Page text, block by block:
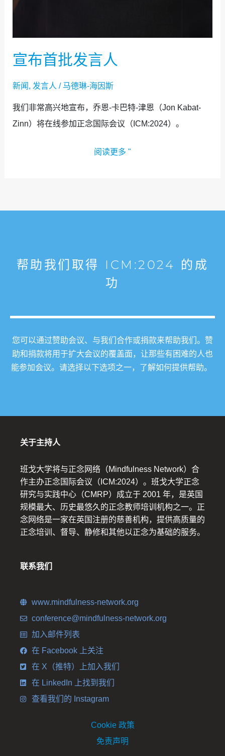
宣布首批发言人
新闻 , 发言人 / 马德琳-海因斯
我们非常高兴地宣布，乔恩-卡巴特-津恩（Jon Kabat-
Zinn）将在线参加正念国际会议（ICM:2024）。
阅读更多 "
帮助我们取得 ICM:2024 的成
功
您可以通过赞助会议、与我们合作或捐款来帮助我们。赞
助和捐款将用于扩大会议的覆盖面，让那些有困难的人也
能参加会议。请选择以下选项之一，了解如何提供帮助。
关于主持人
班戈大学将与正念网络（Mindfulness Network）合
作主办正念国际会议（ICM:2024）。班戈大学正念
研究与实践中心（CMRP）成立于 2001 年，是英国
规模最大、历史最悠久的正念教师培训机构之一。正
念网络是一家在英国注册的慈善机构，提供高质量的
正念培训、督导、静修和其他以正念为基础的服务。
联系我们
www.mindfulness-network.org
conference@mindfulness-network.org
加入邮件列表
在 Facebook 上关注
在 X（推特）上加入我们
在 LinkedIn 上找到我们
查看我们的 Instagram
Cookie 政策
免责声明